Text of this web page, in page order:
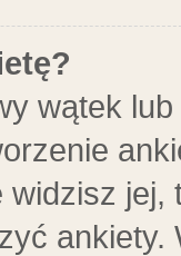
wątek
ankiety.